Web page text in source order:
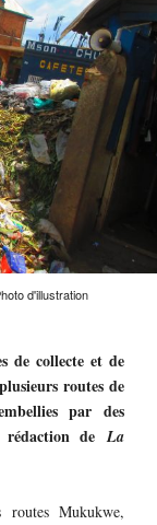
d'illustration
de collecte et de
routes de
par des
rédaction deLa
routes Mukukwe,